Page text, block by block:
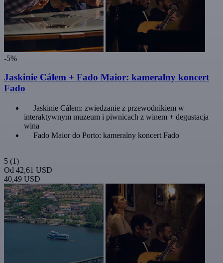
-5%
Jaskinie Cálem + Fado Maior: kameralny koncert
Fado
Jaskinie Cálem: zwiedzanie z przewodnikiem w
interaktywnym muzeum i piwnicach z winem + degustacja
wina
Fado Maior do Porto: kameralny koncert Fado
5 (1)
Od 42,61 USD
40,49 USD